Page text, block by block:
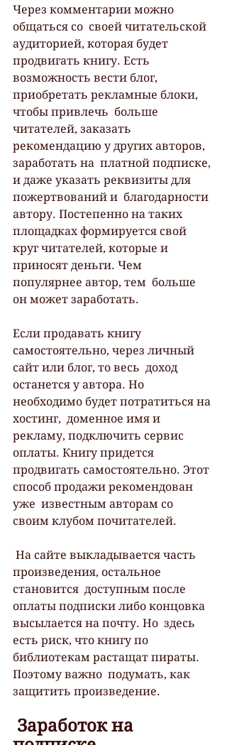
Через комментарии можно
общаться со  своей читательской
аудиторией, которая будет
продвигать книгу. Есть
возможность вести блог,
приобретать рекламные блоки,
чтобы привлечь  больше
читателей, заказать
рекомендацию у других авторов,
заработать на  платной подписке,
и даже указать реквизиты для
пожертвований и  благодарности
автору. Постепенно на таких
площадках формируется свой
круг читателей, которые и
приносят деньги. Чем
популярнее автор, тем  больше
он может заработать.
Если продавать книгу
самостоятельно, через личный
сайт или блог, то весь  доход
останется у автора. Но
необходимо будет потратиться на
хостинг,  доменное имя и
рекламу, подключить сервис
оплаты. Книгу придется
продвигать самостоятельно. Этот
способ продажи рекомендован
уже  известным авторам со
своим клубом почитателей.
произведения, остальное
становится  доступным после
оплаты подписки либо концовка
высылается на почту. Но  здесь
есть риск, что книгу по
библиотекам растащат пираты.
Поэтому важно  подумать, как
защитить произведение.